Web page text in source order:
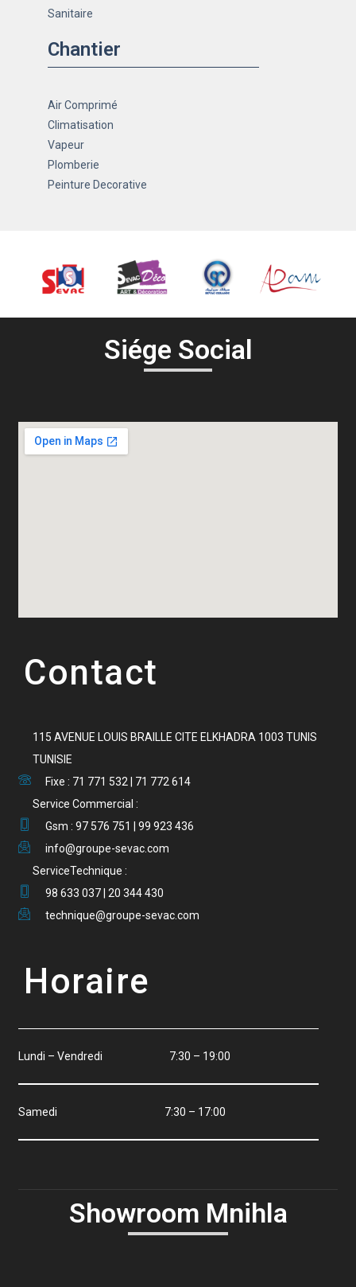
Sanitaire
Chantier
Air Comprimé
Climatisation
Vapeur
Plomberie
Peinture Decorative
Siége Social
Contact
115 AVENUE LOUIS BRAILLE CITE ELKHADRA 1003 TUNIS
TUNISIE
Fixe : 71 771 532 | 71 772 614
Service Commercial :
Gsm : 97 576 751 | 99 923 436
info@groupe-sevac.com
ServiceTechnique :
98 633 037 | 20 344 430
technique@groupe-sevac.com
Horaire
Lundi – Vendredi 7:30 – 19:00
Samedi 7:30 – 17:00
Showroom Mnihla